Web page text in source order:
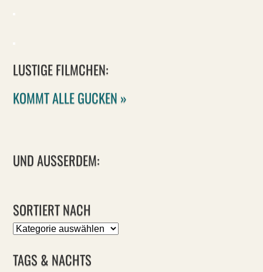
LUSTIGE FILMCHEN:
KOMMT ALLE GUCKEN »
UND AUSSERDEM:
SORTIERT NACH
Sortiert
TAGS & NACHTS